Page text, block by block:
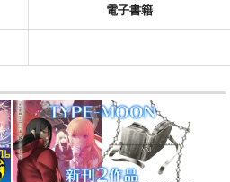
電子書籍